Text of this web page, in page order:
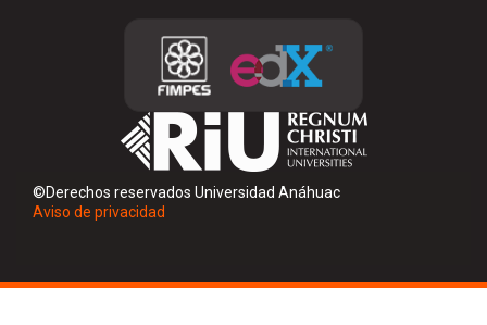
©Derechos reservados Universidad Anáhuac
Aviso de privacidad